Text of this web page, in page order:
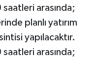
arasında;
planlı yatırım
yapılacaktır.
arasında;